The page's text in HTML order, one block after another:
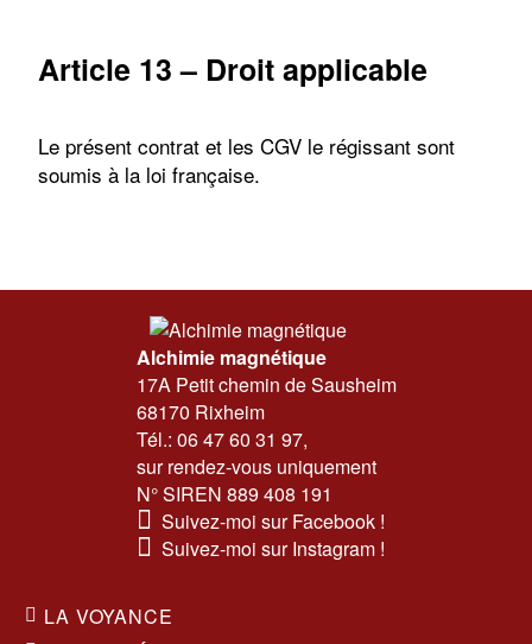
Article 13– Droit applicable
Le présent contrat et les CGV le régissant sont
soumis à la loi française.
Alchimie magnétique
17A Petit chemin de Sausheim
68170 Rixheim
Tél.: 06 47 60 31 97,
sur rendez-vous uniquement
N° SIREN 889 408 191
Suivez-moi sur Facebook !
Suivez-moi sur Instagram !
LA VOYANCE